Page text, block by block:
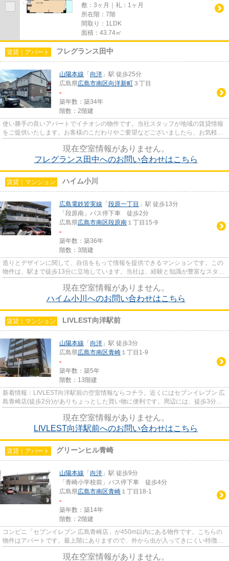
敷：3ヶ月｜礼：1ヶ月
所在階：7階
間取り：1LDK
面積：43.74㎡
賃貸｜アパート フレグランス田中
山陽本線 「向洋 」駅 徒歩25分
広島県広島市南区向洋新町 ３丁目
-
築年数：築34年
階数：2階建
使い勝手の良いアパートでイチオシの物件です。当社スタッフが地域の賃貸情報
をご提供いたします。お客様のこだわりやご要望などございましたら、お気軽に
当社へお問い合わせ下さい。
現在空室情報がありません。
フレグランス田中へのお問い合わせはこちら
賃貸｜マンション ハイム小川
広島電鉄皆実線 「段原一丁目 」駅 徒歩13分
「段原南」バス停下車 徒歩2分
広島県広島市南区段原南 １丁目15-9
-
築年数：築36年
階数：3階建
造りとデザインに関して、自信をもって情報を提供できるマンションです。この
物件は、駅まで徒歩13分に立地しています。当社は、経験と知識が豊富なスタッ
フが多く在籍しており、広島...
現在空室情報がありません。
ハイム小川へのお問い合わせはこちら
賃貸｜マンション LIVLEST向洋駅前
山陽本線 「向洋 」駅 徒歩3分
広島県広島市南区青崎 １丁目1-9
-
築年数：築5年
階数：13階建
新着情報：LIVLEST向洋駅前の空室情報ならコチラ。近くにはセブンイレブン 広
島青崎店(徒歩2分)がありちょっとした買い物に便利です。周辺には、徒歩3分で
利用できる駅があります。眺...
現在空室情報がありません。
LIVLEST向洋駅前へのお問い合わせはこちら
賃貸｜アパート グリーンヒル青崎
山陽本線 「向洋 」駅 徒歩9分
「青崎小学校前」バス停下車 徒歩4分
広島県広島市南区青崎 １丁目18-1
-
築年数：築14年
階数：2階建
コンビニ「セブンイレブン 広島青崎店」が450m以内にある物件です。こちらの
物件はアパートです。最上階にありますので、外から虫が入ってきにくい特徴で
す。魅力的な駅近の物件で、駅...
現在空室情報がありません。